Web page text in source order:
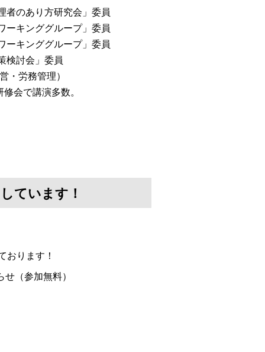
者のあり方研究会」委員
ーキンググループ」委員
ーキンググループ」委員
検討会」委員
・労務管理）
会で講演多数。
ています！
おります！
（参加無料）